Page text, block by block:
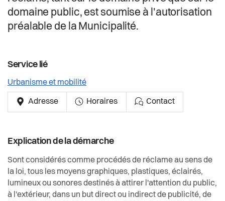
Actualités
Pilier public
Règlements
domaine public, est soumise à l'autorisation
préalable de la Municipalité.
Service lié
Urbanisme et mobilité
Adresse Horaires Contact
Explication de la démarche
Sont considérés comme procédés de réclame au sens de
la loi, tous les moyens graphiques, plastiques, éclairés,
lumineux ou sonores destinés à attirer l'attention du public,
à l'extérieur, dans un but direct ou indirect de publicité, de